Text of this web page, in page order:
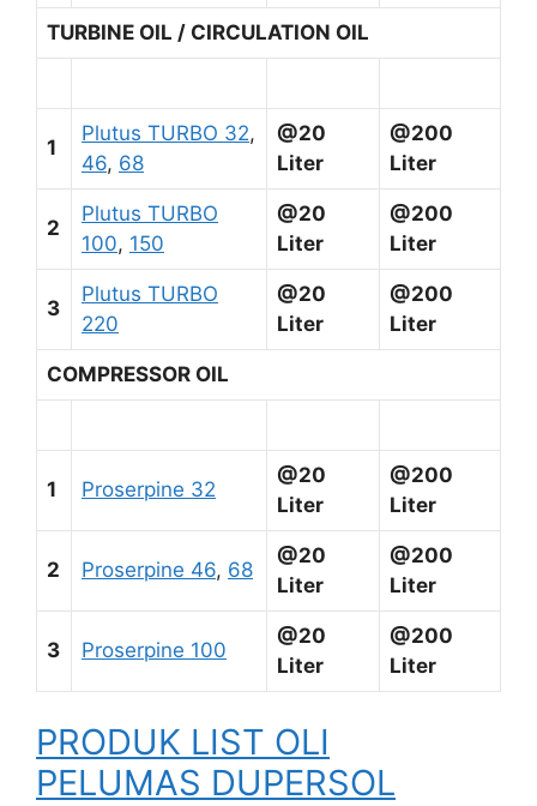
TURBINE OIL / CIRCULATION OIL
1
Plutus TURBO 32,
46, 68
@20
Liter
@200
Liter
2
Plutus TURBO
100, 150
@20
Liter
@200
Liter
3
Plutus TURBO
220
@20
Liter
@200
Liter
COMPRESSOR OIL
1 Proserpine 32
@20
Liter
@200
Liter
2 Proserpine 46, 68
@20
Liter
@200
Liter
3 Proserpine 100
@20
Liter
@200
Liter
PRODUK LIST OLI
PELUMAS DUPERSOL